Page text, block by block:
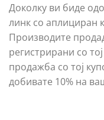
Доколку ви биде
линк со аплициран
Производите
регистрирани со
продажба со тој
добивате 10% на